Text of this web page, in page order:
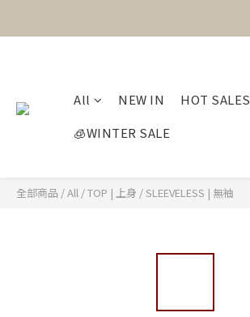
All NEW IN HOT SALES
🧊WINTER SALE
全部商品 /All /TOP | 上身 /SLEEVELESS | 無袖